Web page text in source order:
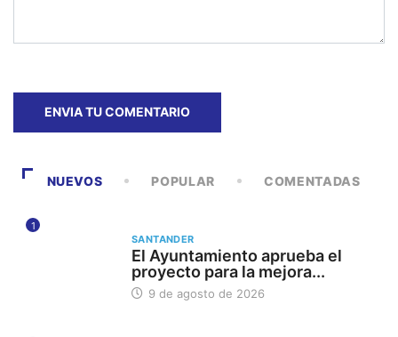
NUEVOS POPULAR COMENTADAS
1
SANTANDER
El Ayuntamiento aprueba el
proyecto para la mejora...
9 de agosto de 2026